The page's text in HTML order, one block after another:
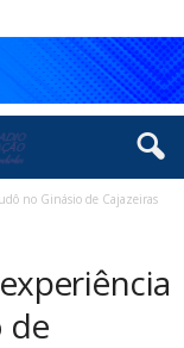
no Ginásio de Cajazeiras
de